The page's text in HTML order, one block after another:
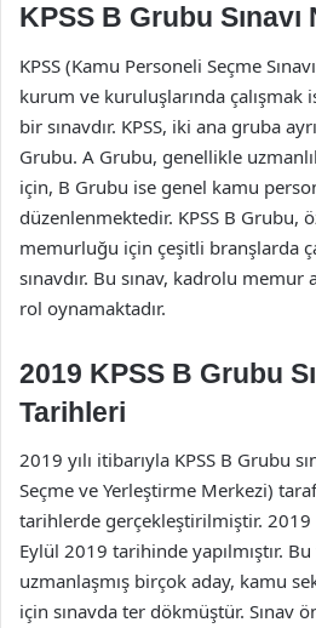
KPSS B Grubu Sınavı
KPSS (Kamu Personeli Seçme
kurum ve kuruluşlarında
bir sınavdır. KPSS, iki ana gruba
Grubu. A Grubu, genellikle
için, B Grubu ise genel kamu
düzenlenmektedir. KPSS B Grubu,
memurluğu için çeşitli branşlarda
sınavdır. Bu sınav, kadrolu
rol oynamaktadır.
2019 KPSS B Grubu
Tarihleri
2019 yılı itibarıyla KPSS B Grubu
Seçme ve Yerleştirme Merkezi)
tarihlerde gerçekleştirilmiştir. 2019
Eylül 2019 tarihinde yapılmıştır.
uzmanlaşmış birçok aday, kamu
için sınavda ter dökmüştür. Sınav